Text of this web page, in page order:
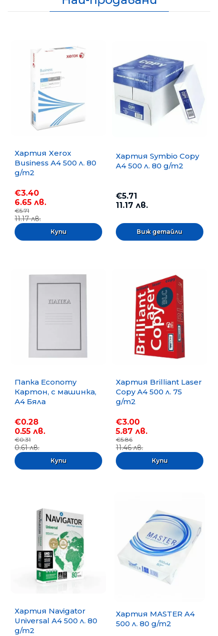
Хартия Xerox
Business A4 500 л. 80
g/m2
€3.40
6.65 лв.
€5.71
11.17 лв.
Хартия Symbio Copy
A4 500 л. 80 g/m2
€5.71
11.17 лв.
Виж детайли
Папка Economy
Картон, с машинка,
А4 Бяла
€0.28
0.55 лв.
€0.31
0.61 лв.
Хартия Brilliant Laser
Copy A4 500 л. 75
g/m2
€3.00
5.87 лв.
€5.86
11.46 лв.
Хартия Navigator
Universal A4 500 л. 80
g/m2
Хартия MASTER A4
500 л. 80 g/m2